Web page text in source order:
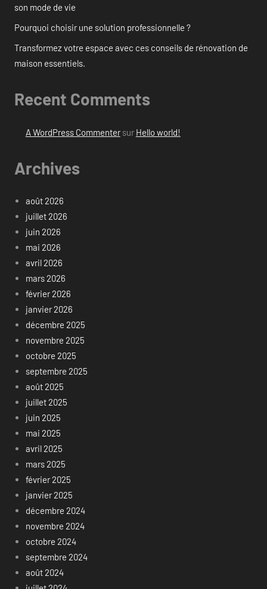
son mode de vie
Pourquoi choisir une solution professionnelle ?
Transformez votre espace avec ces conseils de rénovation de
maison essentiels.
Recent Comments
A WordPress Commentersur Hello world!
Archives
août 2026
juillet 2026
juin 2026
mai 2026
avril 2026
mars 2026
février 2026
janvier 2026
décembre 2025
novembre 2025
octobre 2025
septembre 2025
août 2025
juillet 2025
juin 2025
mai 2025
avril 2025
mars 2025
février 2025
janvier 2025
décembre 2024
novembre 2024
octobre 2024
septembre 2024
août 2024